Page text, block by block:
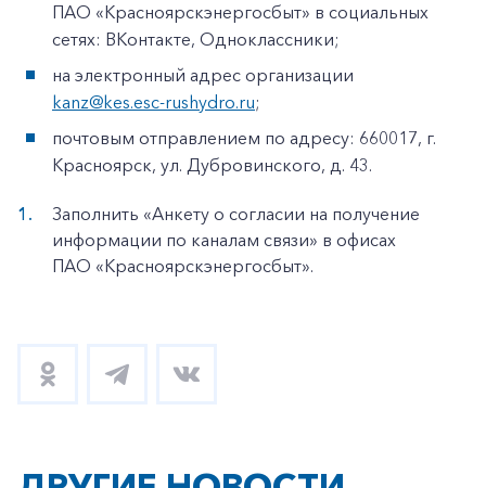
ПАО «Красноярскэнергосбыт» в социальных
сетях: ВКонтакте, Одноклассники;
на электронный адрес организации
kanz@kes.esc-rushydro.ru;
почтовым отправлением по адресу: 660017, г.
Красноярск, ул. Дубровинского, д. 43.
Заполнить «Анкету о согласии на получение
информации по каналам связи» в офисах
ПАО «Красноярскэнергосбыт».